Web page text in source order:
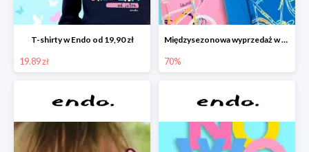
T-shirty w Endo od 19,90 zł
19.89 zł
Międzysezonowa wyprzedaż w Endo do -70%
70%